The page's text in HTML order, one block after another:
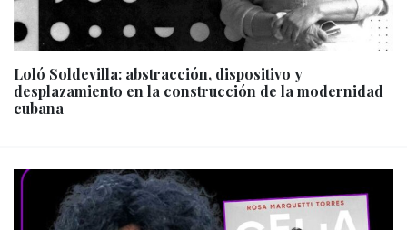
Loló Soldevilla: abstracción, dispositivo y
desplazamiento en la construcción de la modernidad
cubana